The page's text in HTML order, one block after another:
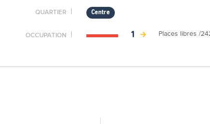
QUARTIER Centre
OCCUPATION 1 Places libres /